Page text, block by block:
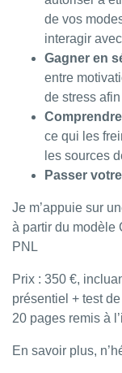
de vos
interagir
Gagner en
entre
de stress
ce qui les
les sources
Passer
Je m’appuie sur
à partir du modèle
PNL
Prix : 350 €,
présentiel + test
20 pages remis à
En savoir plus,